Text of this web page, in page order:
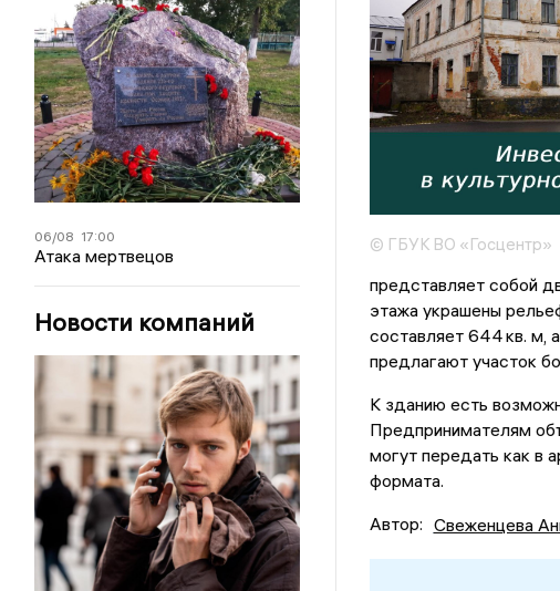
06/08 17:00
Атака мертвецов
Новости компаний
© ГБУК ВО «Госцентр»
представляет собой
этажа украшены
составляет 644 кв. м,
предлагают участок
К зданию есть
Предпринимателям
могут передать как в
формата.
Автор: Свеженцева